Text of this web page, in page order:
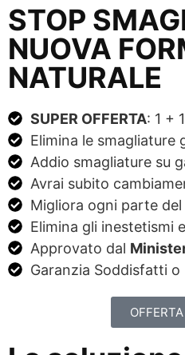
STOP
NUOVA
NATURALE
SUPER OFFERTA: 1 +
Elimina le smagliature
Addio smagliature su
Avrai subito
Migliora ogni parte
Elimina gli inestetismi
Approvato dal
Garanzia Soddisfatti o